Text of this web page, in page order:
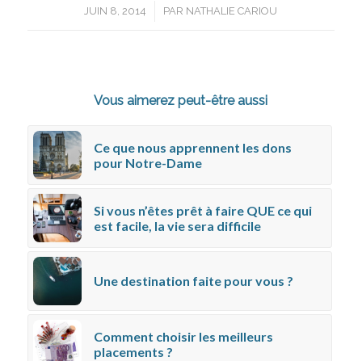
JUIN 8, 2014
/ PAR NATHALIE CARIOU
Vous aimerez peut-être aussi
Ce que nous apprennent les dons
pour Notre-Dame
Si vous n’êtes prêt à faire QUE ce qui
est facile, la vie sera difficile
Une destination faite pour vous ?
Comment choisir les meilleurs
placements ?